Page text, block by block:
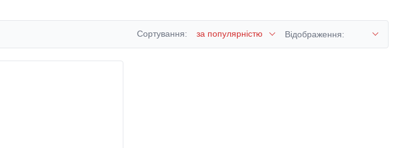
Сортування: за популярністю Відображення: